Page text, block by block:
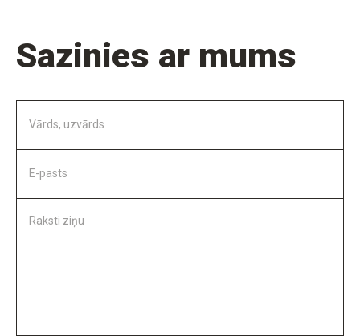
Sazinies ar mums
Vārds, uzvārds
E-pasts
Raksti ziņu